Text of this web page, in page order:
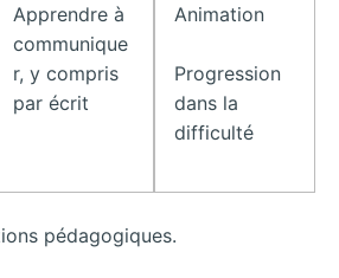
Apprendre à
communique
r, y compris
par écrit
Animation
Progression
dans la
difficulté
pédagogiques.